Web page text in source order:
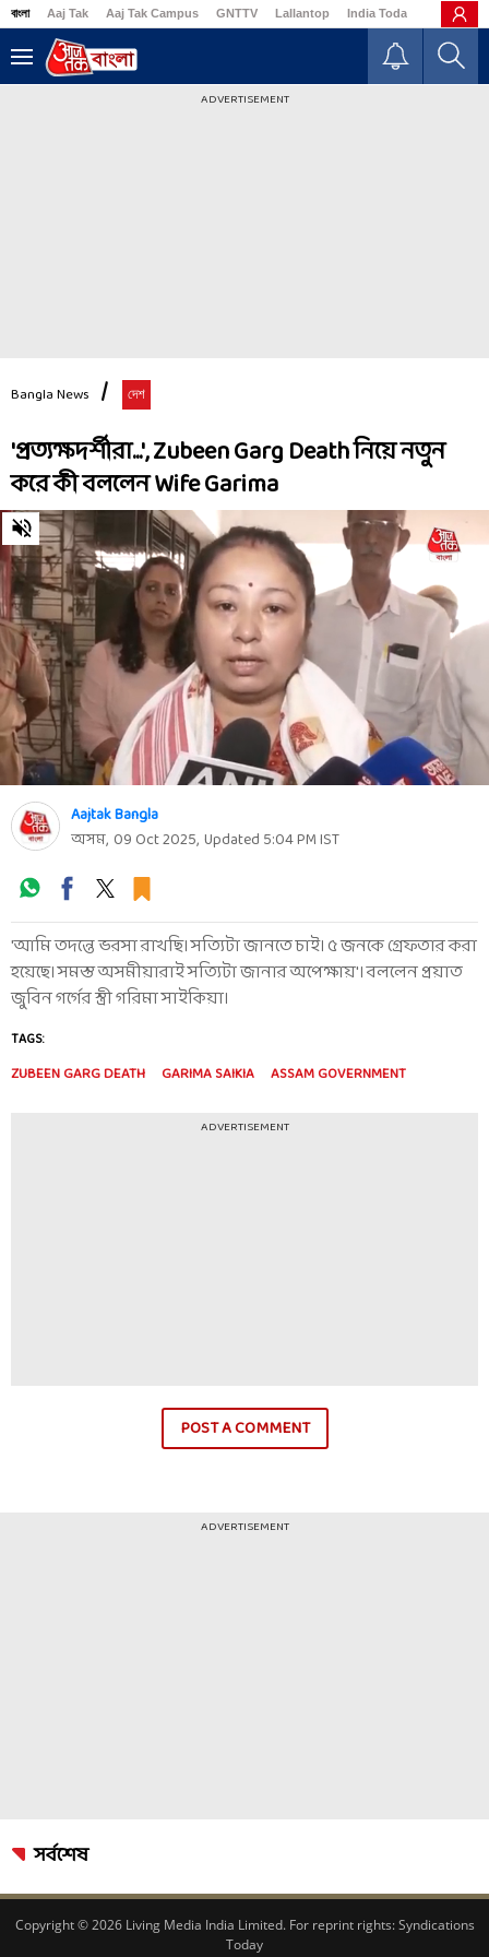
বাংলা Aaj Tak Aaj Tak Campus GNTTV Lallantop India Today Business
ADVERTISEMENT
Bangla News দেশ
'প্রত্যক্ষদর্শীরা...', Zubeen Garg Death নিয়ে নতুন
করে কী বললেন Wife Garima
0
seconds
of
0
seconds
Aajtak Bangla
অসম, 09 Oct 2025, Updated 5:04 PMIST
'আমি তদন্তে ভরসা রাখছি। সত্যিটা জানতে চাই। ৫ জনকে গ্রেফতার করা
হয়েছে। সমস্ত অসমীয়ারাই সত্যিটা জানার অপেক্ষায়'। বললেন প্রয়াত
জুবিন গর্গের স্ত্রী গরিমা সাইকিয়া।
TAGS:
ZUBEEN GARG DEATH GARIMA SAIKIA ASSAM GOVERNMENT
ADVERTISEMENT
POST A COMMENT
ADVERTISEMENT
সর্বশেষ
Copyright © 2026 Living Media India Limited. For reprint rights:Syndications
Today